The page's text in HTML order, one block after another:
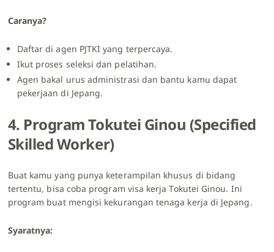
Caranya?
Daftar di agen PJTKI yang terpercaya.
Ikut proses seleksi dan pelatihan.
Agen bakal urus administrasi dan bantu kamu dapat
pekerjaan di Jepang.
4. Program Tokutei Ginou (Specified
Skilled Worker)
Buat kamu yang punya keterampilan khusus di bidang
tertentu, bisa coba program visa kerja Tokutei Ginou. Ini
program buat mengisi kekurangan tenaga kerja di Jepang.
Syaratnya: